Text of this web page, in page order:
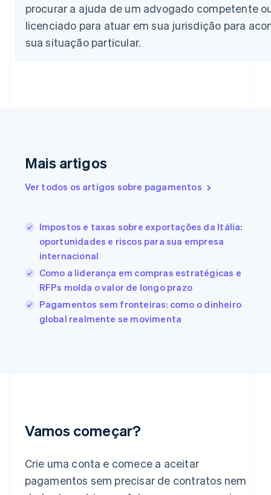
procurar a ajuda de um advogado competente
licenciado para atuar em sua jurisdição para
sua situação particular.
Mais artigos
Ver todos os artigos sobre pagamentos
Impostos e taxas sobre exportações da Itália:
oportunidades e riscos para sua empresa
internacional
Como a liderança em compras estratégicas e
RFPs molda o valor de longo prazo
Pagamentos sem fronteiras: como o dinheiro
global realmente se movimenta
Vamos começar?
Crie uma conta e comece a aceitar
pagamentos sem precisar de contratos nem
English Français
China continental
简体中文 English
Chipre
English
English
EnglishItaliano
Estados Unidos
English Español 简体中文
Estônia
English
Finlândia
EnglishSvenska
Français English
Gibraltar
English
Italiano English
日本語English